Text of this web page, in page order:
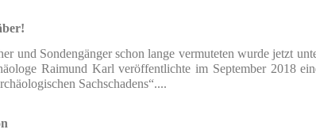
und Sondengänger schon lange vermuteten wurde jetzt
Raimund Karl veröffentlichte im September 2018
Sachschadens“....